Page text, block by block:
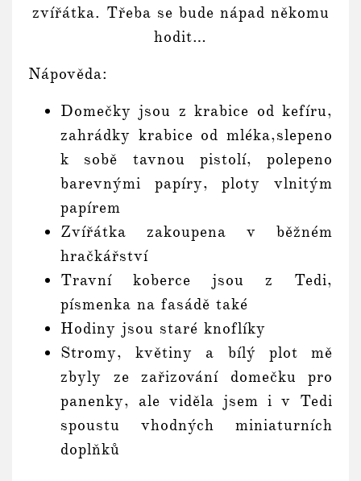
zvířátka. Třeba se bude nápad někomu
hodit…
Nápověda:
Domečky jsou z krabice od kefíru,
zahrádky krabice od mléka,slepeno
k sobě tavnou pistolí, polepeno
barevnými papíry, ploty vlnitým
papírem
Zvířátka zakoupena v běžném
hračkářství
Travní koberce jsou z Tedi,
písmenka na fasádě také
Hodiny jsou staré knoflíky
Stromy, květiny a bílý plot mě
zbyly ze zařizování domečku pro
panenky, ale viděla jsem i v Tedi
spoustu vhodných miniaturních
doplňků